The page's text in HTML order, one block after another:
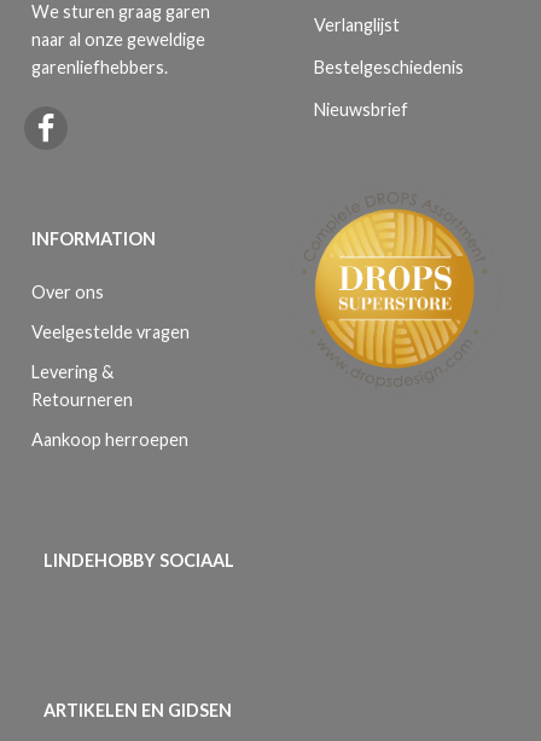
We sturen graag garen
naar al onze geweldige
garenliefhebbers.
INFORMATION
Over ons
Veelgestelde vragen
Levering &
Retourneren
Aankoop herroepen
Verlanglijst
Bestelgeschiedenis
Nieuwsbrief
LINDEHOBBY SOCIAAL
ARTIKELEN EN GIDSEN